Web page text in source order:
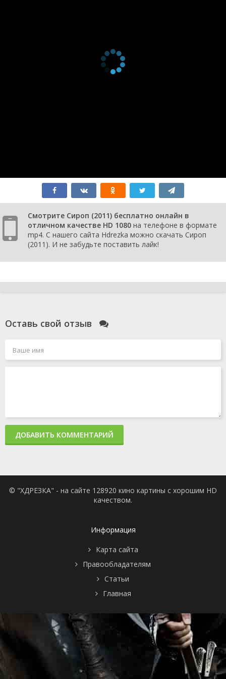
Смотрите Сироп (2011) бесплатно онлайн в
отличном качестве HD 1080 на телефоне в формате
mp4. С нашего сайта Hdrezka можно скачать Сироп
(2011). И не забудьте поставить лайк!
Оставь свой отзыв
ДОБАВИТЬ КОММЕНТАРИЙ
© "ХДРЕЗКА" - на сайте 128920 кино картины с хорошим HD
качеством.
Информация
Карта сайта
Правообладателям
Статьи
Главная